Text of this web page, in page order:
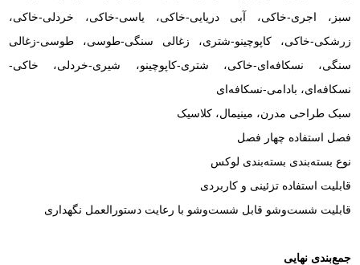
سبز، اجری-خاکی، آبی دریایی-خاکی، یاسی-خاکی، خردلی-خاکی،
زرشکی-خاکی، کاپوچینو-شتری، زغالی سنگی-طوسی، طوسی-زغالی
سنگی، نسکافه‌ای-خاکی، شتری-کاپوچینو، شیری-خردلی، خاکی-
نسکافه‌ای، بادامی-نسکافه‌ای
سبک طراحی مدرن، مینیمال، کلاسیک
فصل استفاده چهار فصل
نوع بسته‌بندی بسته‌بندی لوکس
قابلیت استفاده تزئینی و کاربردی
قابلیت شست‌وشو قابل شست‌وشو با رعایت دستورالعمل نگهداری
جمع‌بندی نهایی